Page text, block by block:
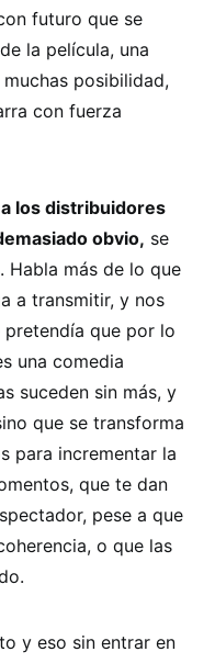
futuro que se
la película, una
posibilidad,
con fuerza
los distribuidores
obvio, se
Habla más de lo que
a transmitir, y nos
que por lo
una comedia
suceden sin más, y
que se transforma
para incrementar la
que te dan
pese a que
o que las
y eso sin entrar en